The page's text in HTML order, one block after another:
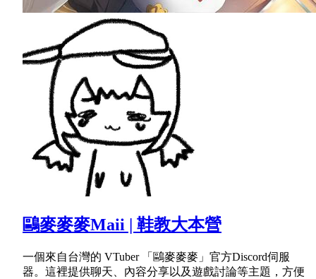
鷗麥麥麥Maii | 鞋教大本營
一個來自台灣的 VTuber 「鷗麥麥麥」官方Discord伺服
器。這裡提供聊天、內容分享以及遊戲討論等主題，方便